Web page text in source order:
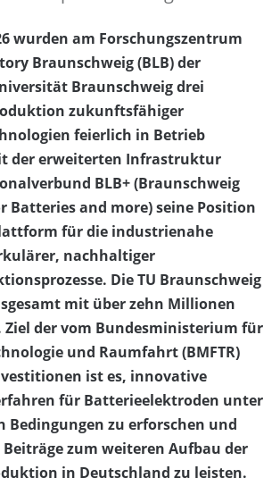
wurden am Forschungszentrum
Braunschweig (BLB) der
Braunschweig drei
zukunftsfähiger
feierlich in Betrieb
der erweiterten Infrastruktur
BLB+ (Braunschweig
Batteries and more) seine Position
für die industrienahe
nachhaltiger
Die TU Braunschweig
mit über zehn Millionen
Ziel der vom Bundesministerium für
und Raumfahrt (BMFTR)
ist es, innovative
für Batterieelektroden unter
Bedingungen zu erforschen und
zum weiteren Aufbau der
in Deutschland zu leisten.